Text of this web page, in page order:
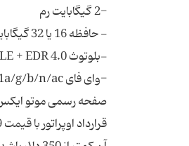
صفحه رسمی موتو ایکس